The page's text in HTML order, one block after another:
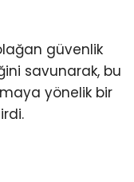
güvenlik
savunarak, bu
yönelik bir